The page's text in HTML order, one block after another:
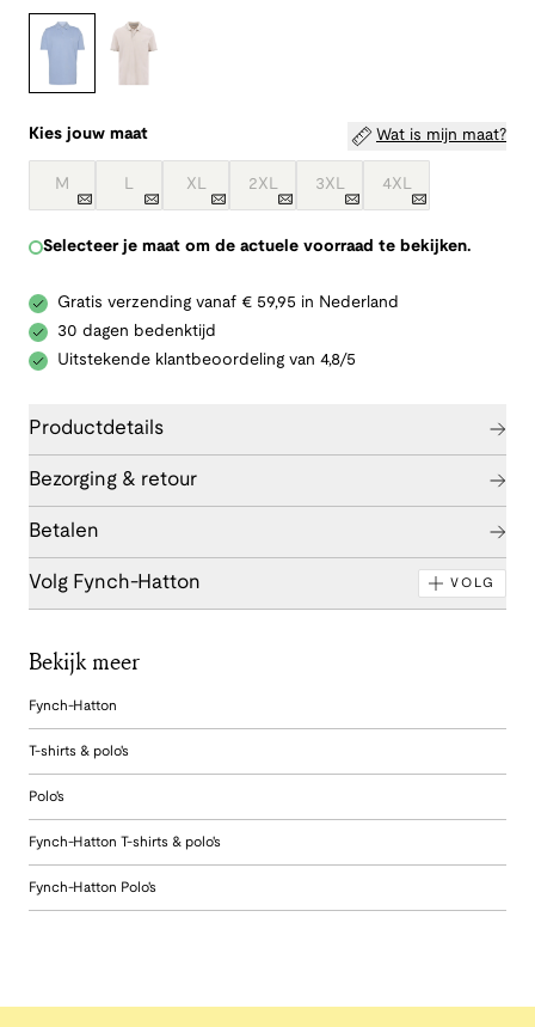
Kies jouw maat Wat is mijn maat?
M L XL 2XL 3XL 4XL
Selecteer je maat om de actuele voorraad te bekijken.
Gratis verzending vanaf € 59,95 in Nederland
30 dagen bedenktijd
Uitstekende klantbeoordeling van 4,8/5
Productdetails
Bezorging & retour
Betalen
Volg Fynch-Hatton VOLG
Bekijk meer
Fynch-Hatton
T-shirts & polo's
Polo's
Fynch-Hatton T-shirts & polo's
Fynch-Hatton Polo's